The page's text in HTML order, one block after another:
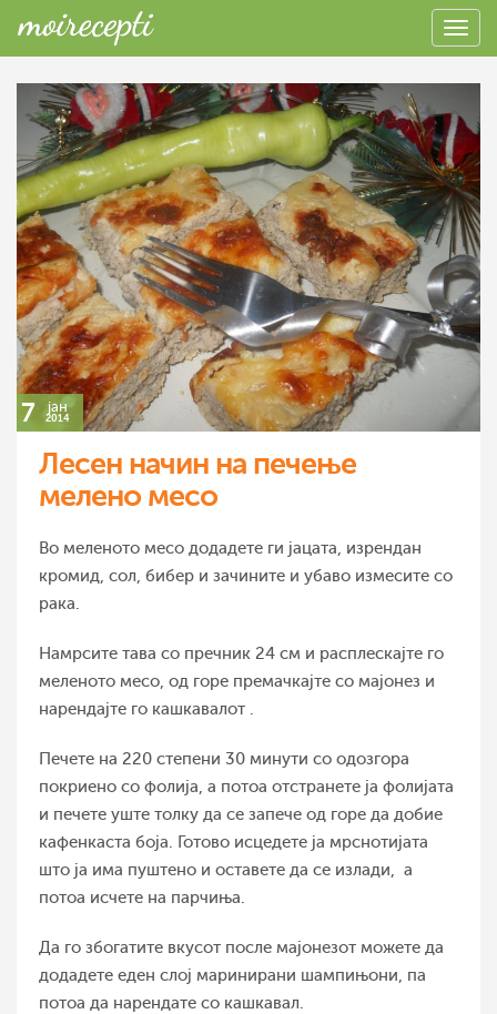
7 јан
2014
Лесен начин на печење
мелено месо
Во меленото месо додадете ги јацата, изрендан
кромид, сол, бибер и зачините и убаво измесите со
рака.
Намрсите тава со пречник 24 см и расплескајте го
меленото месо, од горе премачкајте со мајонез и
нарендајте го кашкавалот .
Печете на 220 степени 30 минути со одозгора
покриено со фолија, а потоа отстранете ја фолијата
и печете уште толку да се запече од горе да добие
кафенкаста боја. Готово исцедете ја мрснотијата
што ја има пуштено и оставете да се излади, а
потоа исчете на парчиња.
Да го збогатите вкусот после мајонезот можете да
додадете еден слој маринирани шампињони, па
потоа да нарендате со кашкавал.